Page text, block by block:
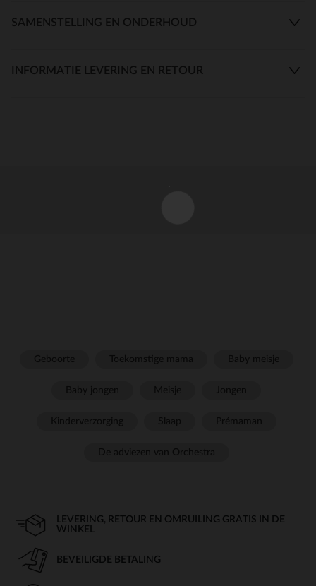
SAMENSTELLING EN ONDERHOUD
INFORMATIE LEVERING EN RETOUR
LEVERING, RETOUR EN OMRUILING GRATIS IN DE
WINKEL
BEVEILIGDE BETALING